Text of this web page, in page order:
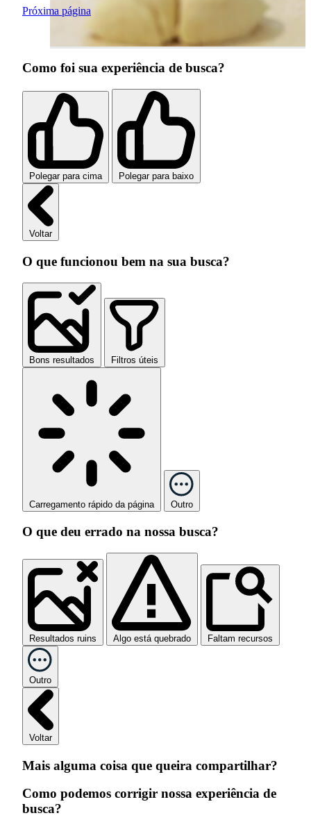
Próxima página
Como foi sua experiência de busca?
Polegar para cima Polegar para baixo
Voltar
O que funcionou bem na sua busca?
Bons resultados Filtros úteis
Carregamento rápido da página Outro
O que deu errado na nossa busca?
Resultados ruins Algo está quebrado Faltam recursos
Outro
Voltar
Mais alguma coisa que queira compartilhar?
Como podemos corrigir nossa experiência de
busca?